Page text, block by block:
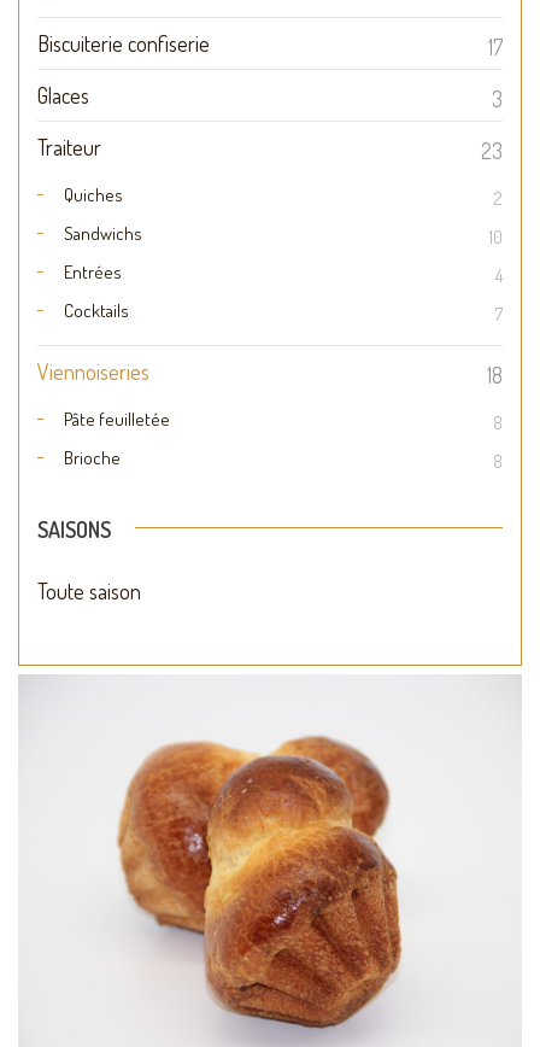
Brioche parisienne
Viennoiseries
Biscuiterie confiserie
17
Glaces
3
Traiteur
23
Quiches
2
Sandwichs
10
Entrées
4
Cocktails
7
Viennoiseries 18
Pâte feuilletée
8
Brioche
8
SAISONS
Toute saison